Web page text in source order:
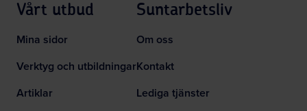
Vårt utbud
Mina sidor
Verktyg och utbildningar
Artiklar
Suntarbetsliv
Om oss
Kontakt
Lediga tjänster